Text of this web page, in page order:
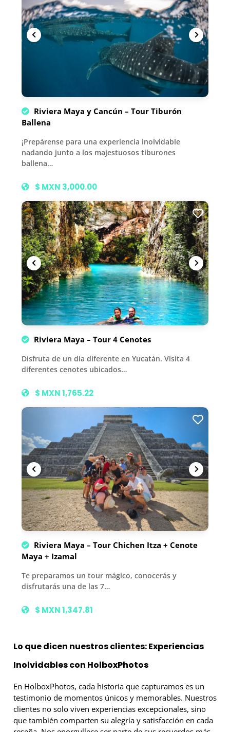
Riviera Maya y Cancún – Tour Tiburón
Ballena
¡Prepárense para una experiencia inolvidable
nadando junto a los majestuosos tiburones
ballena…
$ MXN 3,000.00
Riviera Maya – Tour 4 Cenotes
Disfruta de un día diferente en Yucatán. Visita 4
diferentes cenotes ubicados…
$ MXN 1,765.22
Riviera Maya – Tour Chichen Itza + Cenote
Maya + Izamal
Te preparamos un tour mágico, conocerás y
disfrutarás una de las 7…
$ MXN 1,347.81
Lo que dicen nuestros clientes: Experiencias
Inolvidables con HolboxPhotos
En HolboxPhotos, cada historia que capturamos es un
testimonio de momentos únicos y memorables. Nuestros
clientes no solo viven experiencias excepcionales, sino
que también comparten su alegría y satisfacción en cada